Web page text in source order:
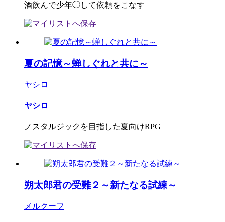
酒飲んで少年◯して依頼をこなす
夏の記憶～蝉しぐれと共に～
ヤシロ
ヤシロ
ノスタルジックを目指した夏向けRPG
朔太郎君の受難２～新たなる試練～
メルクーフ